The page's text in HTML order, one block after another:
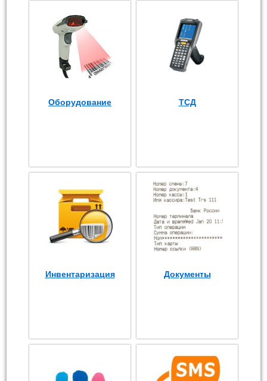
Оборудование ТСД
Инвентаризация Документы